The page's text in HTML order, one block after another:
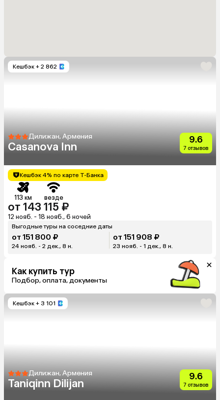
Кешбэк + 2 862
Дилижан, Армения
Casanova Inn
9.6
7 отзывов
Кешбэк 4% по карте Т-Банка
113 км везде
от 143 115 ₽
12 нояб. - 18 нояб., 6 ночей
Выгодные туры на соседние даты
от 151 800 ₽
24 нояб. - 2 дек., 8 н.
от 151 908 ₽
23 нояб. - 1 дек., 8 н.
Как купить тур
Подбор, оплата, документы
Кешбэк + 3 101
Дилижан, Армения
Taniqinn Dilijan
9.6
7 отзывов